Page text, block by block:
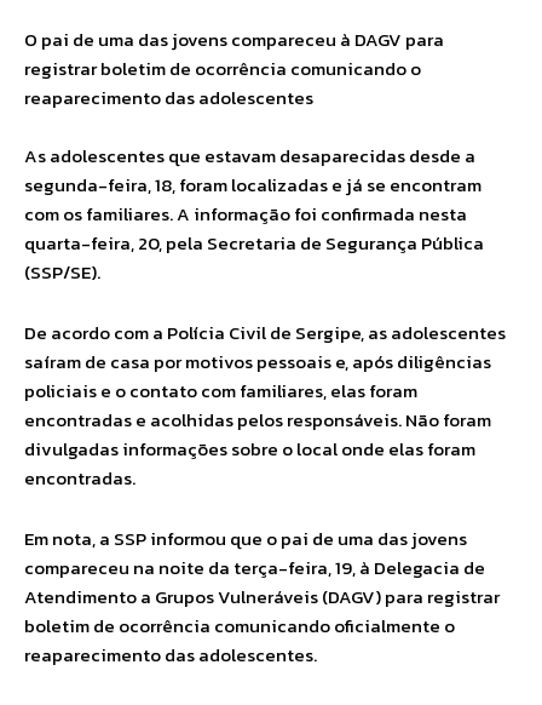
O pai de uma das jovens compareceu à DAGV para
registrar boletim de ocorrência comunicando o
reaparecimento das adolescentes
As adolescentes que estavam desaparecidas desde a
segunda-feira, 18, foram localizadas e já se encontram
com os familiares. A informação foi confirmada nesta
quarta-feira, 20, pela Secretaria de Segurança Pública
(SSP/SE).
De acordo com a Polícia Civil de Sergipe, as adolescentes
saíram de casa por motivos pessoais e, após diligências
policiais e o contato com familiares, elas foram
encontradas e acolhidas pelos responsáveis. Não foram
divulgadas informações sobre o local onde elas foram
encontradas.
Em nota, a SSP informou que o pai de uma das jovens
compareceu na noite da terça-feira, 19, à Delegacia de
Atendimento a Grupos Vulneráveis (DAGV) para registrar
boletim de ocorrência comunicando oficialmente o
reaparecimento das adolescentes.